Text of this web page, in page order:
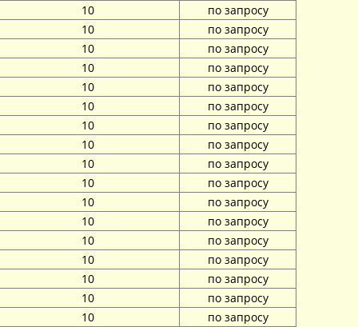
10
по запросу
10
по запросу
10
по запросу
10
по запросу
10
по запросу
10
по запросу
10
по запросу
10
по запросу
10
по запросу
10
по запросу
10
по запросу
10
по запросу
10
по запросу
10
по запросу
10
по запросу
10
по запросу
10
по запросу